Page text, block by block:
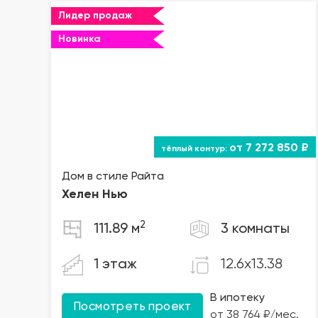
Лидер продаж
Новинка
от 7 272 850 ₽
Дом в стиле Райта
Хелен Нью
111.89 м2 3 комнаты
1 этаж 12.6x13.38
Посмотреть проект
В ипотеку
от 38 764 ₽/мес.